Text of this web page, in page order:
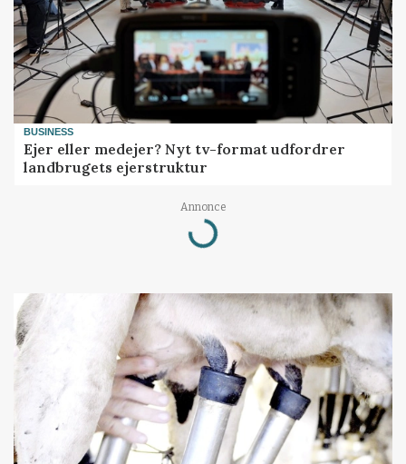
BUSINESS
Ejer eller medejer? Nyt tv-format udfordrer
landbrugets ejerstruktur
Annonce
Loading...